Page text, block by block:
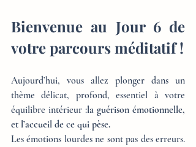
Bienvenue au Jour 6 de
votre parcours méditatif !
Aujourd’hui, vous allez plonger dans un
thème délicat, profond, essentiel à votre
équilibre intérieur :la guérison émotionnelle,
et l’accueil de ce qui pèse.
Les émotions lourdes ne sont pas des erreurs.